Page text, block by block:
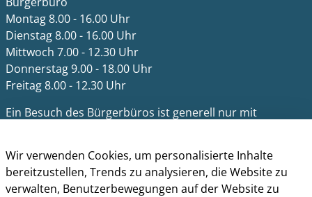
Montag 8.00 - 16.00 Uhr
Dienstag 8.00 - 16.00 Uhr
Mittwoch 7.00 - 12.30 Uhr
Donnerstag 9.00 - 18.00 Uhr
Freitag 8.00 - 12.30 Uhr
Ein Besuch des Bürgerbüros ist generell nur mit
Dokumentabholungen ist keine Terminvereinbarung
notwendig.
Wir verwenden Cookies, um personalisierte Inhalte
bereitzustellen, Trends zu analysieren, die Website zu
verwalten, Benutzerbewegungen auf der Website zu